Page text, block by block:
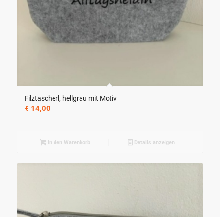
Filztascherl, hellgrau mit Motiv
€ 14,00
In den Warenkorb Details anzeigen